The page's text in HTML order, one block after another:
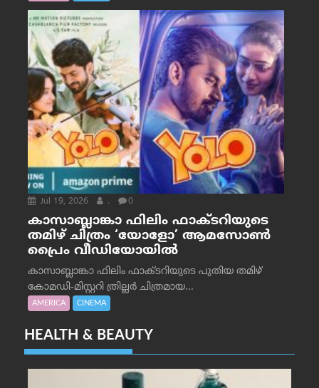
Jul 19, 2026 . 0
കാസാബ്ലാങ്കാ ഫിലിം ഫാക്ടറിയുടെ
തമിഴ് ചിത്രം ‘യോളോ’ ആമസോൺ
പ്രൈം വീഡിയോയിൽ
കാസാബ്ലാങ്കാ ഫിലിം ഫാക്ടറിയുടെ പുതിയ തമിഴ്
കോമഡി-മിസ്റ്ററി ത്രില്ലർ ചിത്രമായ...
AMERICA CINEMA
HEALTH & BEAUTY